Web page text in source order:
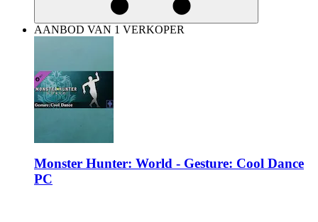
AANBOD VAN 1 VERKOPER
Monster Hunter: World - Gesture: Cool Dance
PC